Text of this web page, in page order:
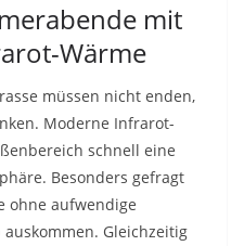
mit
Wärme
müssen nicht enden,
Moderne Infrarot-
schnell eine
Besonders gefragt
ohne aufwendige
Gleichzeitig